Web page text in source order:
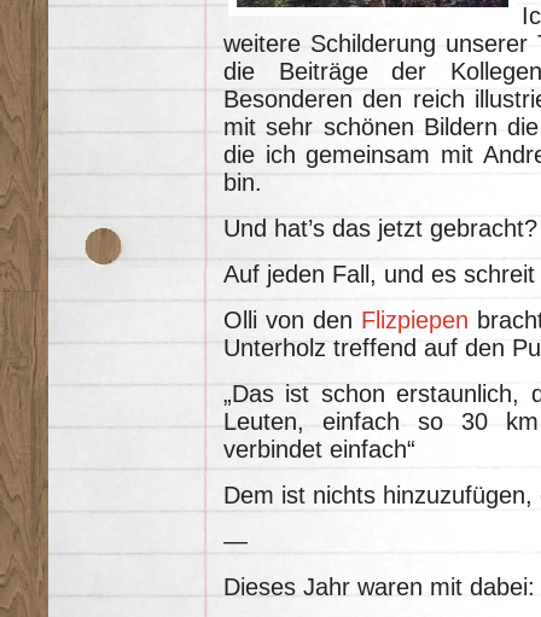
weitere Schilderung
die Beiträge der
Besonderen den reich
mit sehr schönen Bildern
die ich gemeinsam mit
bin.
Und hat’s das jetzt gebracht?
Auf jeden Fall, und es
Olli von den Flizpiepen
Unterholz treffend auf den
„Das ist schon erstaunlich,
Leuten, einfach so 30
verbindet einfach“
Dem ist nichts hinzuzufügen,
—
Dieses Jahr waren mit dabei: